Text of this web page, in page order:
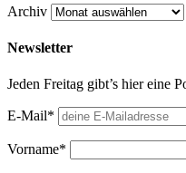
Archiv
Newsletter
Jeden Freitag gibt’s hier eine
E-Mail*
Vorname*